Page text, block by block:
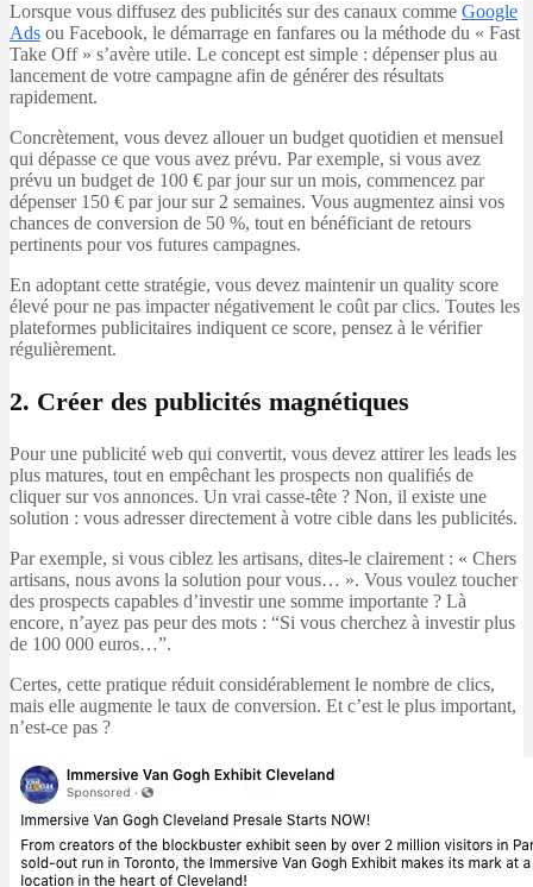
Lorsque vous diffusez des publicités sur des canaux comme Google
Ads ou Facebook, le démarrage en fanfares ou la méthode du « Fast
Take Off » s’avère utile. Le concept est simple : dépenser plus au
lancement de votre campagne afin de générer des résultats
rapidement.
Concrètement, vous devez allouer un budget quotidien et mensuel
qui dépasse ce que vous avez prévu. Par exemple, si vous avez
prévu un budget de 100 € par jour sur un mois, commencez par
dépenser 150 € par jour sur 2 semaines. Vous augmentez ainsi vos
chances de conversion de 50 %, tout en bénéficiant de retours
pertinents pour vos futures campagnes.
En adoptant cette stratégie, vous devez maintenir un quality score
élevé pour ne pas impacter négativement le coût par clics. Toutes les
plateformes publicitaires indiquent ce score, pensez à le vérifier
régulièrement.
2. Créer des publicités magnétiques
Pour une publicité web qui convertit, vous devez attirer les leads les
plus matures, tout en empêchant les prospects non qualifiés de
cliquer sur vos annonces. Un vrai casse-tête ? Non, il existe une
solution : vous adresser directement à votre cible dans les publicités.
Par exemple, si vous ciblez les artisans, dites-le clairement : « Chers
artisans, nous avons la solution pour vous… ». Vous voulez toucher
des prospects capables d’investir une somme importante ? Là
encore, n’ayez pas peur des mots : “Si vous cherchez à investir plus
de 100 000 euros…”.
Certes, cette pratique réduit considérablement le nombre de clics,
mais elle augmente le taux de conversion. Et c’est le plus important,
n’est-ce pas ?